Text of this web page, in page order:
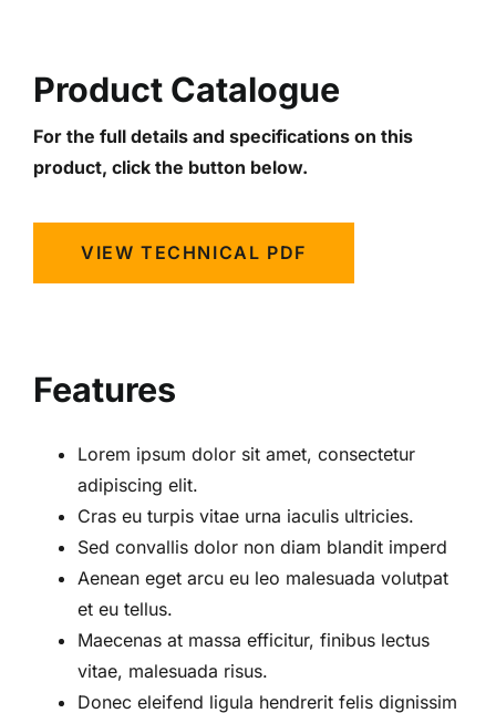
Product Catalogue
For the full details and specifications on this
product, click the button below.
VIEW TECHNICAL PDF
Features
Lorem ipsum dolor sit amet, consectetur
adipiscing elit.
Cras eu turpis vitae urna iaculis ultricies.
Sed convallis dolor non diam blandit imperd
Aenean eget arcu eu leo malesuada volutpat
et eu tellus.
Maecenas at massa efficitur, finibus lectus
vitae, malesuada risus.
Donec eleifend ligula hendrerit felis dignissim